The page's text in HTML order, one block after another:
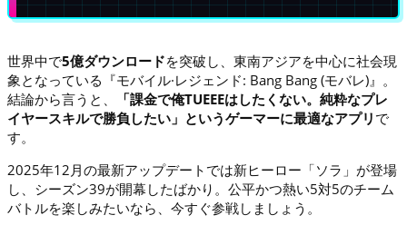
世界中で5億ダウンロードを突破し、東南アジアを中心に社会現
象となっている『モバイル·レジェンド: Bang Bang (モバレ)』。
結論から言うと、
「課金で俺TUEEEはしたくない。純粋なプレ
イヤースキルで勝負したい」というゲーマーに最適なアプリ で
す。
2025年12月の最新アップデートでは新ヒーロー「ソラ」が登場
し、シーズン39が開幕したばかり。公平かつ熱い5対5のチーム
バトルを楽しみたいなら、今すぐ参戦しましょう。